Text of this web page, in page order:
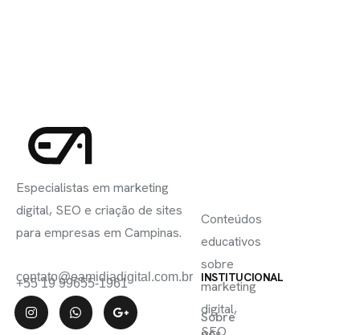
Especialistas em marketing
digital, SEO e criação de sites
para empresas em Campinas.
contato@eamidiadigital.com.br
+55 19 99655-1961 INSTITUCIONAL
Sobre
Conteúdos
educativos
sobre
marketing
digital,
SEO